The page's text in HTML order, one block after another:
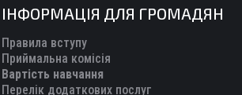
ІНФОРМАЦІЯ ДЛЯ ГРОМАДЯН
Правила вступу
Приймальна комісія
Вартість навчання
Перелік додаткових послуг